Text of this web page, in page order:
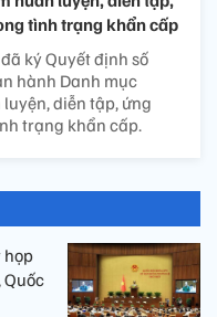
tình trạng khẩn cấp
ký Quyết định số
hành Danh mục
diễn tập, ứng
trạng khẩn cấp.
họp